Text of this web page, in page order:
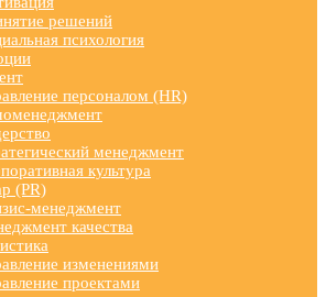
решений
психология
персоналом (HR)
менеджмент
культура
(PR)
менеджмент
качества
изменениями
проектами